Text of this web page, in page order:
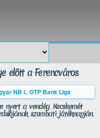
előtt a Ferencváros
NB I., OTP Bank Liga
nyert a vendég Kecskemét
szombati játéknapján.